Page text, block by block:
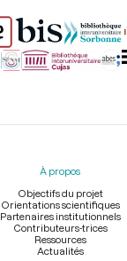
À propos
Objectifs du projet
Orientations scientifiques
Partenaires institutionnels
Contributeurs-trices
Ressources
Actualités